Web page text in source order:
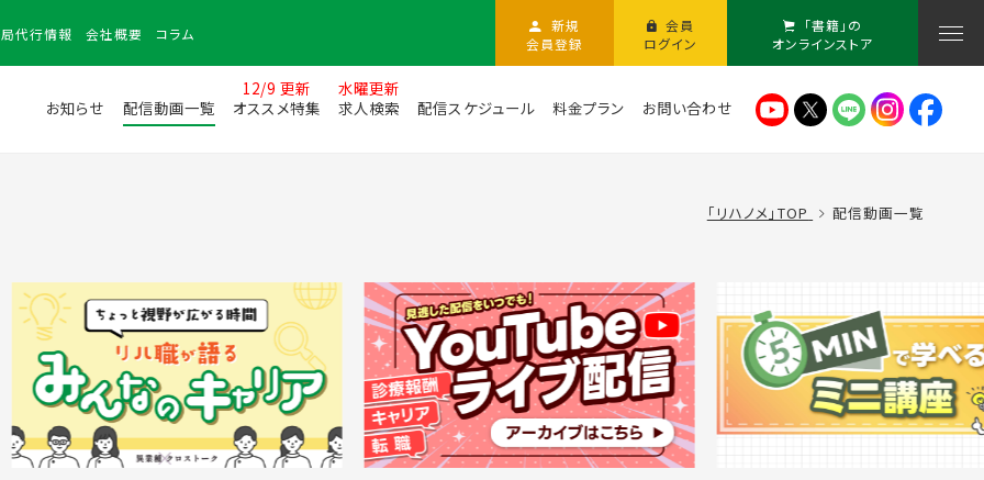
代行情報 会社概要 コラム
新規
会員登録
会員
ログイン
「書籍」の
オンラインストア
お知らせ 配信動画一覧
12/9 更新
オススメ特集
水曜更新
求人検索
配信スケジュール 料金プラン お問い合わせ
「リハノメ」TOP 配信動画一覧